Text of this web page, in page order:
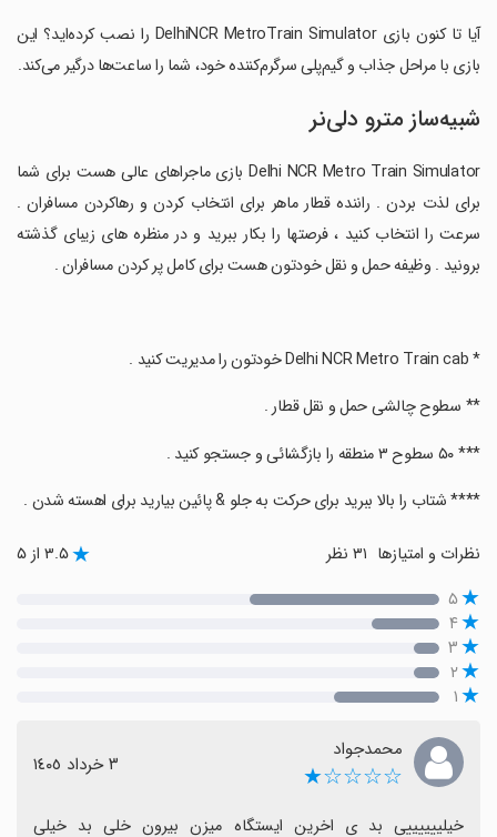
آیا تا کنون بازی DelhiNCR MetroTrain Simulator را نصب کرده‌اید؟ این
بازی با مراحل جذاب و گیم‌پلی سرگرم‌کننده خود، شما را ساعت‌ها درگیر می‌کند.
شبیه‌ساز مترو دلی‌نر
Delhi NCR Metro Train Simulator بازی ماجراهای عالی هست برای شما
برای لذت بردن . راننده قطار ماهر برای انتخاب کردن و رهاکردن مسافران .
سرعت را انتخاب کنید ، فرصتها را بکار ببرید و در منظره های زیبای گذشته
برونید . وظیفه حمل و نقل خودتون هست برای کامل پر کردن مسافران .
‏* Delhi NCR Metro Train cab خودتون را مدیریت کنید .
‏** سطوح چالشی حمل و نقل قطار .
‏*** ۵۰ سطوح ۳ منطقه را بازگشائی و جستجو کنید .
‏**** شتاب را بالا ببرید برای حرکت به جلو & پائین بیارید برای اهسته شدن .
نظرات و امتیازها ۳.۵ از ۵
۵
۴
۳
۲
۱
محمدجواد
☆☆☆☆★ ٣ خرداد ١٤٠٥